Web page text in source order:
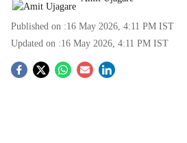
Published on :16 May 2026, 4:11 PM IST
Updated on :16 May 2026, 4:11 PM IST
S